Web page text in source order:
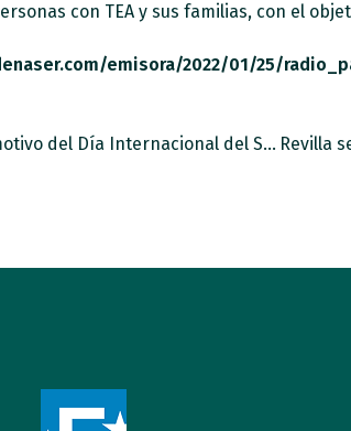
con TEA y sus familias, con el
emisora/2022/01/25/
Servimedia acoge un acto online con motivo del Día Internacional del Síndrome de Asperger